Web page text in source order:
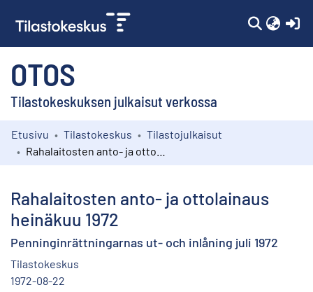
OTOS
Tilastokeskuksen julkaisut verkossa
Kokoelmat
Etusivu Tilastokeskus
Tilastojulkaisut
Rahalaitosten anto- ja ottolainaus
heinäkuu 1972
Penninginrättningarnas ut- och inlåning juli 1972
Tilastokeskus
1972-08-22